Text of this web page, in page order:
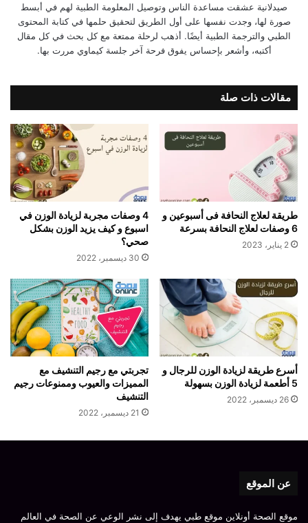
صيدلانية عشقت مساعدة الناس وتوصيل المعلومة الطبية لهم في أبسط
صورة لها، وجدت نفسها على أول الطريق لتحقيق حلمها في كتابة المحتوى
الطبي والترجمة الطبية أيضًا. أذهب لرحلة ممتعة مع كل بحث في كل مقال
أكتبه، وأشعر بإحساس يفوق فرحة آخر جلسة كيماوي مررت بها.
مقالات ذات صلة
طريقة لعلاج النحافة فى أسبوعين و
6 وصفات لعلاج النحافة بسرعة
2 يناير، 2023
4 وصفات مجربة لزيادة الوزن في
اسبوع و كيف يزيد الوزن بشكل
صحي؟
30 ديسمبر، 2022
أسرع طريقة لزيادة الوزن للرجال و
5 أطعمة لزيادة الوزن بسهولة
26 ديسمبر، 2022
تجربتي مع رجيم التنشيف مع
المميزات والعيوب وممنوعات رجيم
التنشيف
21 ديسمبر، 2022
عن الموقع
موقع الصحة أونلاين موقع طبي يهدف إلى نشر الوعي عن الصحة في العالم